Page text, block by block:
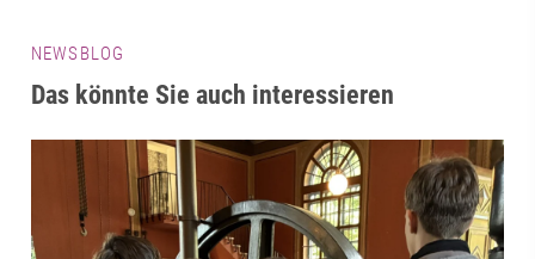
NEWSBLOG
Das könnte Sie auch interessieren